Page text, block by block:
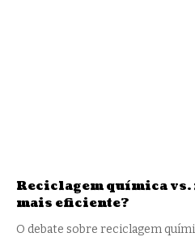
Reciclagem química vs.
mais eficiente?
O debate sobre reciclagem